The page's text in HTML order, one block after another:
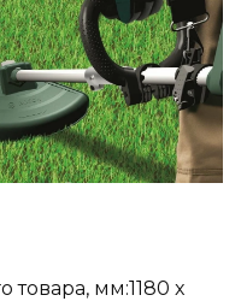
товара, мм:1180 x